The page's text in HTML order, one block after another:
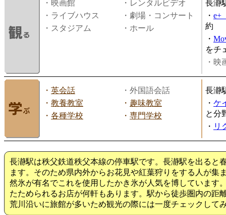
・映画館
・レンタルビデオ
・ライブハウス
・劇場・コンサート
・スタジアム
・ホール
長瀞
・ e+
約
・
をチ
・映
・ 英会話
・外国語会話
・ 教養教室 ・ 趣味教室
・ 各種学校 ・ 専門学校
長瀞
・ ケ
と分
・ リ
長瀞駅は秩父鉄道秩父本線の停車駅です。長瀞駅を出ると
ます。そのため県内外からお花見や紅葉狩りをする人が集
然氷が有名でこれを使用したかき氷が人気を博しています
たためられるお店が何軒もあります。駅から徒歩圏内の距
荒川沿いに旅館が多いため観光の際には一度チェックして